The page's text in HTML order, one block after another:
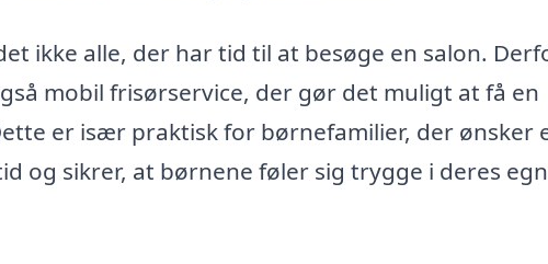
ikke alle, der har tid til at besøge en salon.
mobil frisørservice, der gør det muligt at få en
er især praktisk for børnefamilier, der ønsker
og sikrer, at børnene føler sig trygge i deres